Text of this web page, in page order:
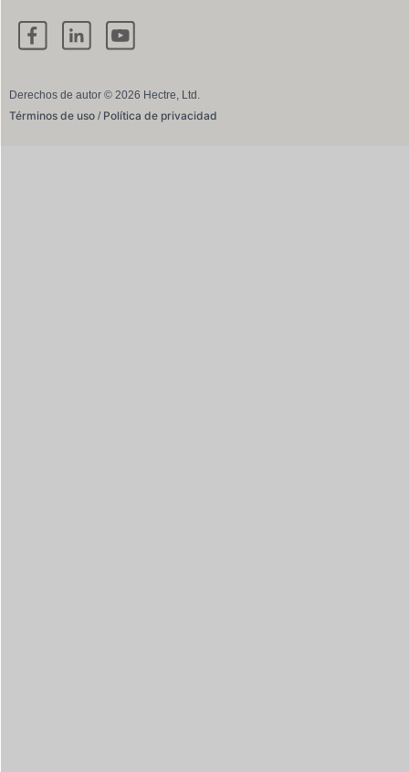
Derechos de autor © 2026 Hectre, Ltd.
Términos de uso / Política de privacidad